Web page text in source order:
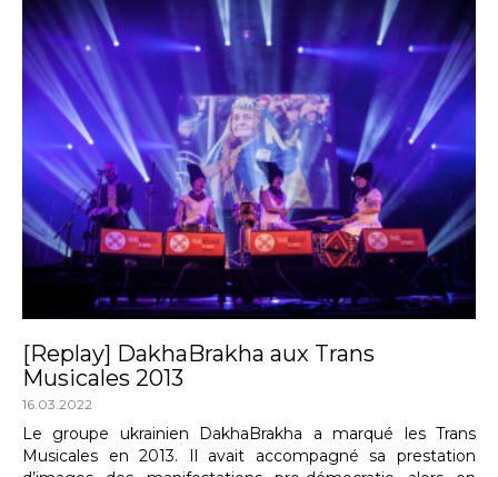
[Replay] DakhaBrakha aux Trans
Musicales 2013
16.03.2022
Le groupe ukrainien DakhaBrakha a marqué les Trans
Musicales en 2013. Il avait accompagné sa prestation